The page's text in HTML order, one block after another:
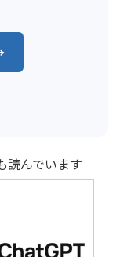
読んでいます